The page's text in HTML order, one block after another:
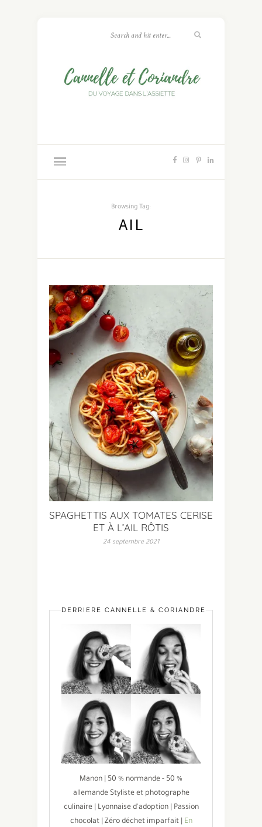
Browsing Tag:
AIL
SPAGHETTIS AUX TOMATES CERISE
ET À L’AIL RÔTIS
24 septembre 2021
DERRIÈRE CANNELLE & CORIANDRE
Manon | 50 % normande - 50 %
allemande Styliste et photographe
culinaire | Lyonnaise d'adoption | Passion
chocolat | Zéro déchet imparfait |
En